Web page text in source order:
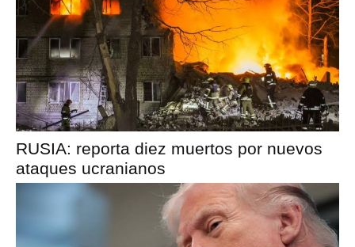
RUSIA: reporta diez muertos por nuevos
ataques ucranianos